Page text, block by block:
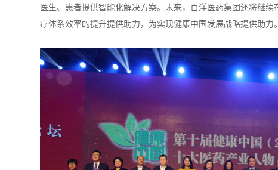
医生、患者提供智能化解决方案。未来，百洋医药集团还将继
疗体系效率的提升提供助力，为实现健康中国发展战略提供助力。